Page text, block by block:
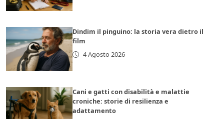
Dindim il pinguino: la storia vera dietro il
film
4 Agosto 2026
Cani e gatti con disabilità e malattie
croniche: storie di resilienza e
adattamento